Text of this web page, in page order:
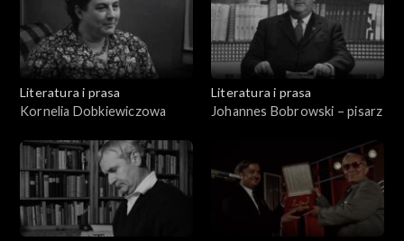
Literatura i prasa
Kornelia Dobkiewiczowa
Literatura i prasa
Johannes Bobrowski – pisarz